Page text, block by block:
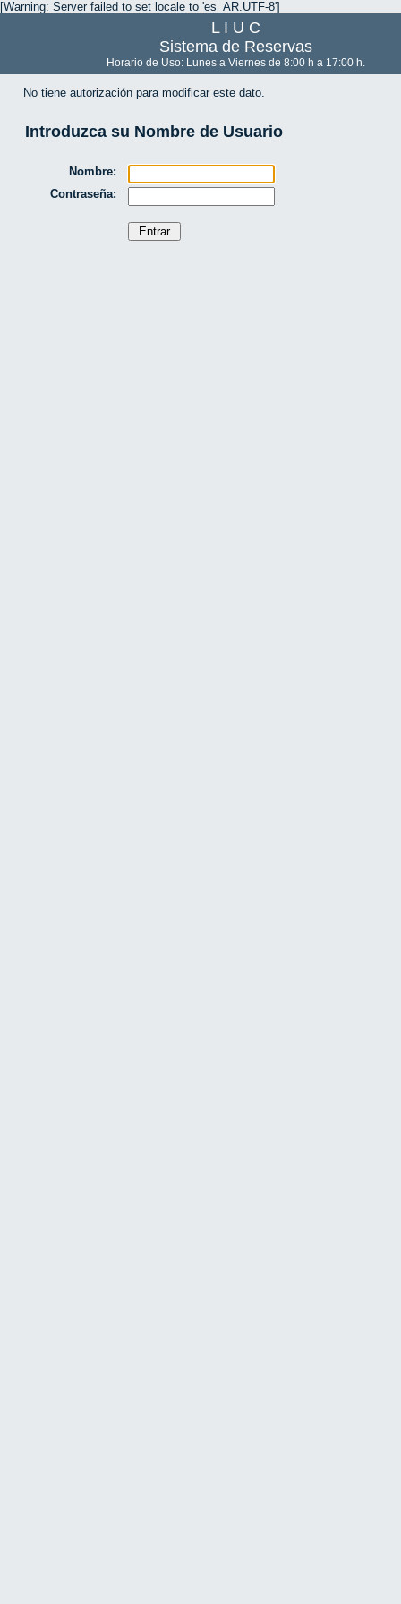
[Warning: Server failed to set locale to 'es_AR.UTF-8']
L I U C
Sistema de Reservas
Horario de Uso: Lunes a Viernes de 8:00 h a 17:00 h.
No tiene autorización para modificar este dato.
Introduzca su Nombre de Usuario
Nombre:
Contraseña: